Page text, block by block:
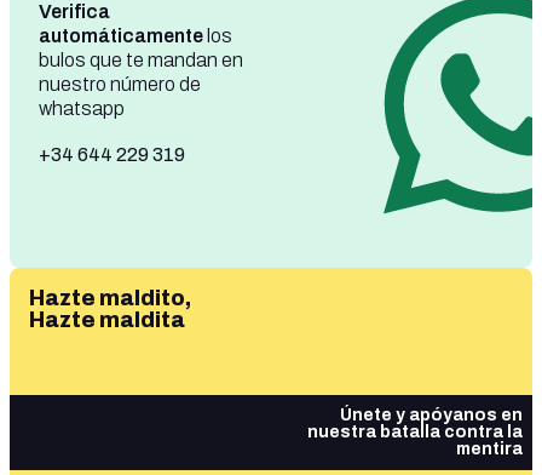
Verifica
automáticamente los
bulos que te mandan en
nuestro número de
whatsapp
+34 644 229 319
Hazte maldito,
Hazte maldita
Únete y apóyanos en
nuestra batalla contra la
mentira